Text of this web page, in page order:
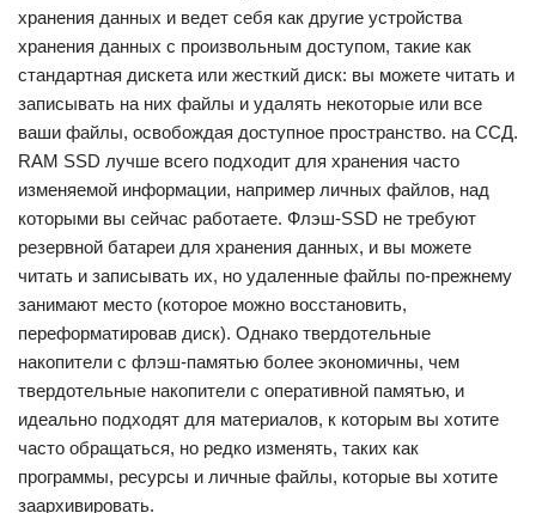
хранения данных и ведет себя как другие устройства
хранения данных с произвольным доступом, такие как
стандартная дискета или жесткий диск: вы можете читать и
записывать на них файлы и удалять некоторые или все
ваши файлы, освобождая доступное пространство. на ССД.
RAM SSD лучше всего подходит для хранения часто
изменяемой информации, например личных файлов, над
которыми вы сейчас работаете. Флэш-SSD не требуют
резервной батареи для хранения данных, и вы можете
читать и записывать их, но удаленные файлы по-прежнему
занимают место (которое можно восстановить,
переформатировав диск). Однако твердотельные
накопители с флэш-памятью более экономичны, чем
твердотельные накопители с оперативной памятью, и
идеально подходят для материалов, к которым вы хотите
часто обращаться, но редко изменять, таких как
программы, ресурсы и личные файлы, которые вы хотите
заархивировать.